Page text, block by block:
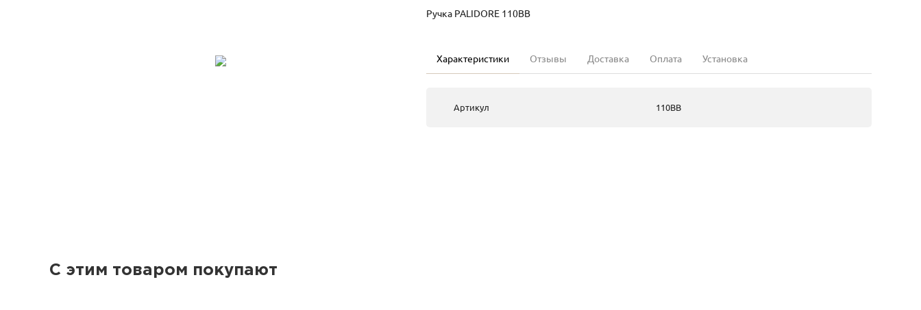
Ручка PALIDORE 110BB
Характеристики Отзывы Доставка Оплата Установка
Артикул 110BB
С этим товаром покупают